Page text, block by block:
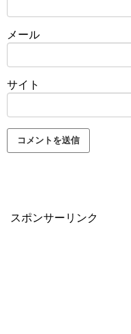
メール
サイト
スポンサーリンク